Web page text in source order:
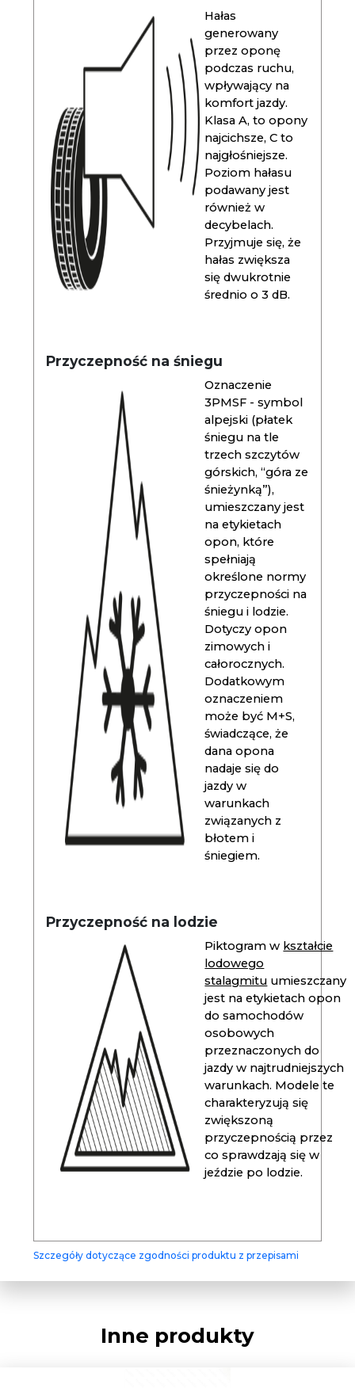
Hałas
generowany
przez oponę
podczas ruchu,
wpływający na
komfort jazdy.
Klasa A, to opony
najcichsze, C to
najgłośniejsze.
Poziom hałasu
podawany jest
również w
decybelach.
Przyjmuje się, że
hałas zwiększa
się dwukrotnie
średnio o 3 dB.
Przyczepność na śniegu
Oznaczenie
3PMSF - symbol
alpejski (płatek
śniegu na tle
trzech szczytów
górskich, “góra ze
śnieżynką”),
umieszczany jest
na etykietach
opon, które
spełniają
określone normy
przyczepności na
śniegu i lodzie.
Dotyczy opon
zimowych i
całorocznych.
Dodatkowym
oznaczeniem
może być M+S,
świadczące, że
dana opona
nadaje się do
jazdy w
warunkach
związanych z
błotem i
śniegiem.
Przyczepność na lodzie
Piktogram w kształcie
lodowego
stalagmitu umieszczany
jest na etykietach opon
do samochodów
osobowych
przeznaczonych do
jazdy w najtrudniejszych
warunkach. Modele te
charakteryzują się
zwiększoną
przyczepnością przez
co sprawdzają się w
jeździe po lodzie.
Szczegóły dotyczące zgodności produktu z przepisami
Inne produkty